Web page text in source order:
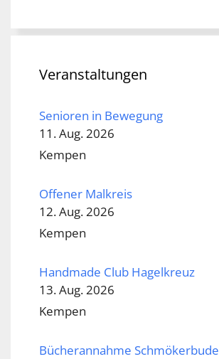
Veranstaltungen
Senioren in Bewegung
11. Aug. 2026
Kempen
Offener Malkreis
12. Aug. 2026
Kempen
Handmade Club Hagelkreuz
13. Aug. 2026
Kempen
Bücherannahme Schmökerbude